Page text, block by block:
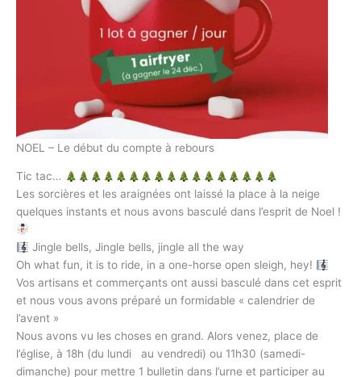
NOEL – Le début du compte à rebours
Tic tac…
Les sorcières et les araignées ont laissé la place à la neige
quelques instants et nous avons basculé dans l’esprit de Noel !
Jingle bells, Jingle bells, jingle all the way
Oh what fun, it is to ride, in a one-horse open sleigh, hey!
Vos artisans et commerçants ont aussi basculé dans cet esprit
et nous vous avons préparé un formidable « calendrier de
l’avent »
Nous avons vu les choses en grand. Alors venez, place de
l’église, à 18h (du lundi au vendredi) ou 11h30 (samedi-
dimanche) pour mettre 1 bulletin dans l’urne et participer au